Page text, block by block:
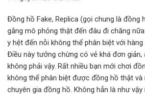
Đồng hồ Fake, Replica (gọi chung là đồng
gắng mô phỏng thật đến đâu đi chăng
y hệt đến nỗi không thể phân biệt với
Điều này tưởng chừng có vẻ khá đơn giản,
không phải vậy. Rất nhiều bạn mới chơi
không thể phân biệt được đồng hồ thật và
chuyên gia đồng hồ. Không hẳn là như